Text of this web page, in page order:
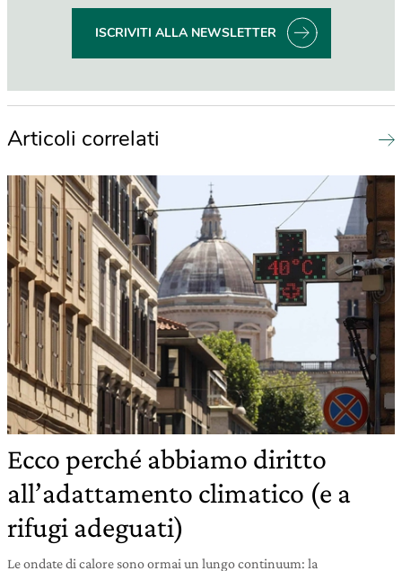
ISCRIVITI ALLA NEWSLETTER
Articoli correlati
Ecco perché abbiamo diritto
all’adattamento climatico (e a
rifugi adeguati)
Le ondate di calore sono ormai un lungo continuum: la